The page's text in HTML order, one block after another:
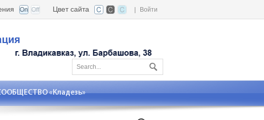
Войти
Цвет сайта
«Кладезь»